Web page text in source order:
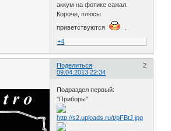
аккум на фотике сажал.
Короче, плюсы
приветствуются
+4
Поделиться
2
09.04.2013 22:34
Подраздел первый:
"Приборы".